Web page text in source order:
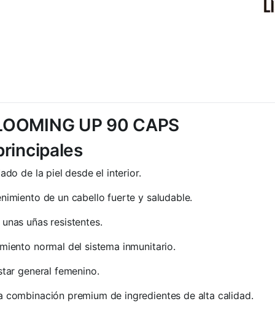
UP 90 CAPS
de la piel desde el interior.
de un cabello fuerte y saludable.
uñas resistentes.
normal del sistema inmunitario.
general femenino.
premium de ingredientes de alta calidad.